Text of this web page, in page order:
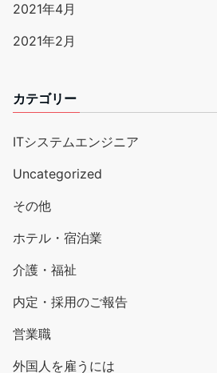
2021年4月
2021年2月
カテゴリー
ITシステムエンジニア
Uncategorized
その他
ホテル・宿泊業
介護・福祉
内定・採用のご報告
営業職
外国人を雇うには